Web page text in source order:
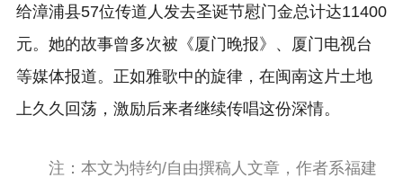
给漳浦县57位传道人发去圣诞节慰门金总计达11400
元。她的故事曾多次被《厦门晚报》、厦门电视台
等媒体报道。正如雅歌中的旋律，在闽南这片土地
上久久回荡，激励后来者继续传唱这份深情。
注：本文为特约/自由撰稿人文章，作者系福建